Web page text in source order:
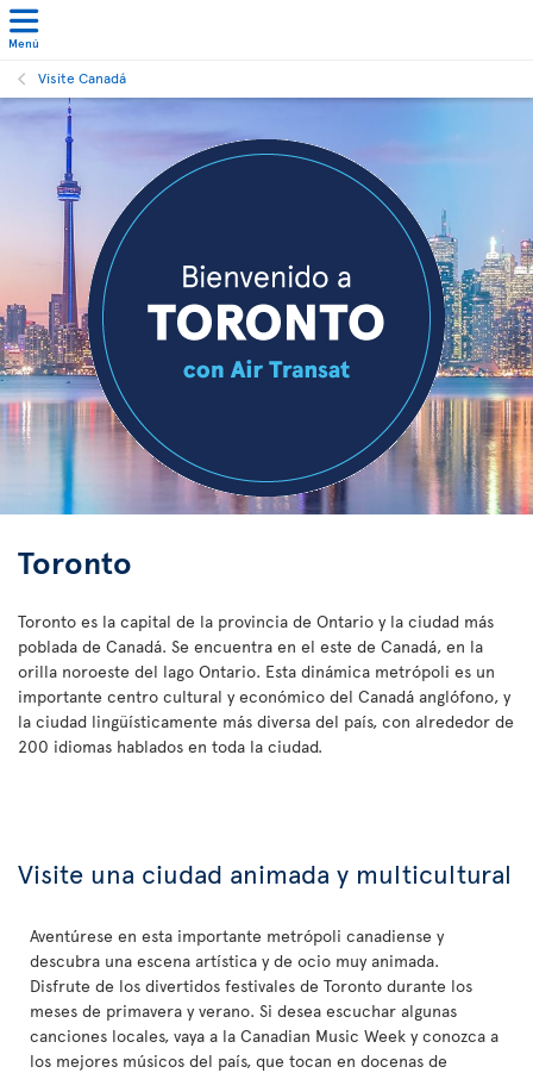
Menú
Visite Canadá
Toronto
Toronto es la capital de la provincia de Ontario y la ciudad más
poblada de Canadá. Se encuentra en el este de Canadá, en la
orilla noroeste del lago Ontario. Esta dinámica metrópoli es un
importante centro cultural y económico del Canadá anglófono, y
la ciudad lingüísticamente más diversa del país, con alrededor de
200 idiomas hablados en toda la ciudad.
Visite una ciudad animada y multicultural
Aventúrese en esta importante metrópoli canadiense y
descubra una escena artística y de ocio muy animada.
Disfrute de los divertidos festivales de Toronto durante los
meses de primavera y verano. Si desea escuchar algunas
canciones locales, vaya a la Canadian Music Week y conozca a
los mejores músicos del país, que tocan en docenas de